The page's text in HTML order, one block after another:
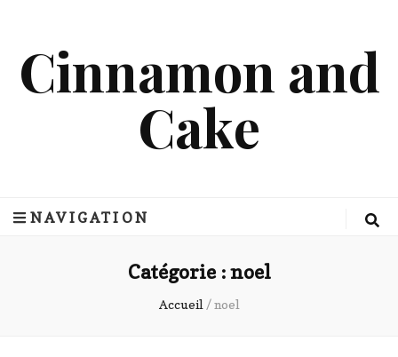
Cinnamon and
Cake
NAVIGATION
Catégorie :noel
Accueil / noel